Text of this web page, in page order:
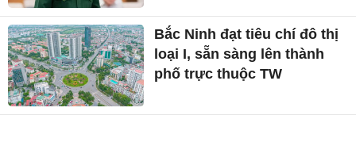
Bắc Ninh đạt tiêu chí đô thị
loại I, sẵn sàng lên thành
phố trực thuộc TW